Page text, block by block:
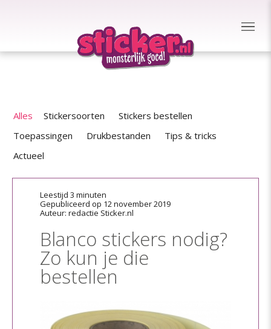
Alles Stickersoorten
Stickers bestellen
Toepassingen
Drukbestanden
Tips & tricks
Actueel
Leestijd 3 minuten
Gepubliceerd op 12 november 2019
Auteur: redactie Sticker.nl
Blanco stickers nodig?
Zo kun je die
bestellen